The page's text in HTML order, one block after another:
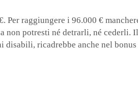
Per raggiungere i 96.000 €
potresti né detrarli, né
ricadrebbe anche nel